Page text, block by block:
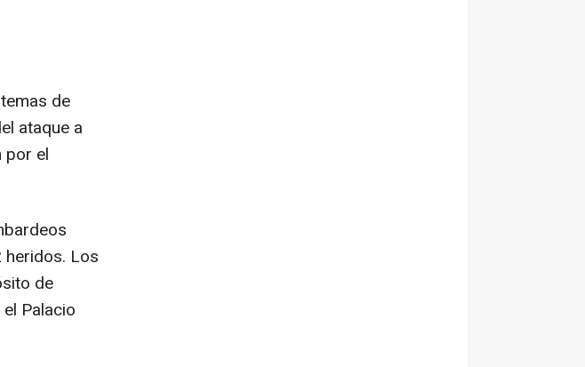
de
ataque a
por el
heridos. Los
de
Palacio